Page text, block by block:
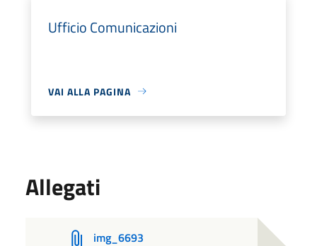
Ufficio Comunicazioni
VAI ALLA PAGINA
Allegati
img_6693